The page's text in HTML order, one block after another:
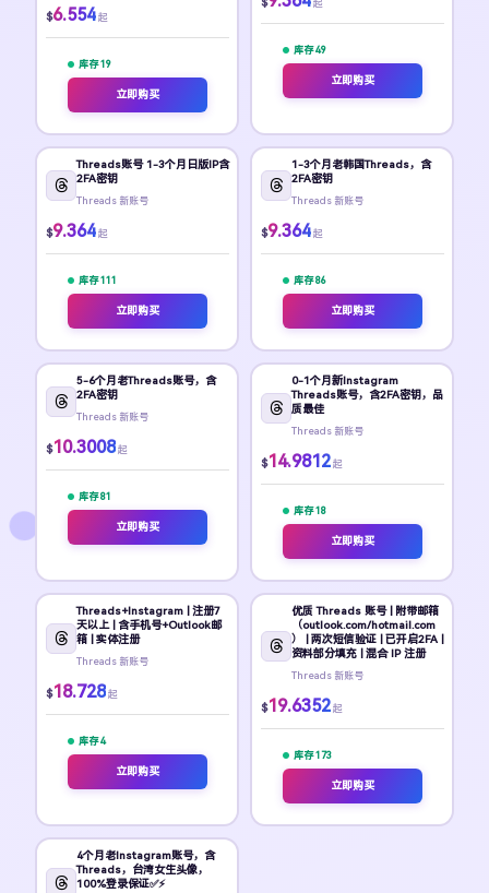
$6.554 起
库存 19
立即购买
起
库存 49
立即购买
Threads账号 1-3个月日版IP含
2FA密钥
Threads 新账号
$9.364 起
库存 111
立即购买
1-3个月老韩国Threads，含
2FA密钥
Threads 新账号
$9.364 起
库存 86
立即购买
5-6个月老Threads账号，含
2FA密钥
Threads 新账号
$10.3008 起
库存 81
立即购买
0-1个月新Instagram
Threads账号，含2FA密钥，品
质最佳
Threads 新账号
$14.9812 起
库存 18
立即购买
Threads+Instagram | 注册7
天以上 | 含手机号+Outlook邮
箱 | 实体注册
Threads 新账号
$18.728 起
库存 4
立即购买
优质 Threads 账号 | 附带邮箱
（outlook.com/hotmail.com
） | 两次短信验证 | 已开启2FA |
资料部分填充 | 混合 IP 注册
Threads 新账号
$19.6352 起
库存 173
立即购买
4个月老Instagram账号，含
Threads，台湾女生头像，
100%登录保证✅⚡